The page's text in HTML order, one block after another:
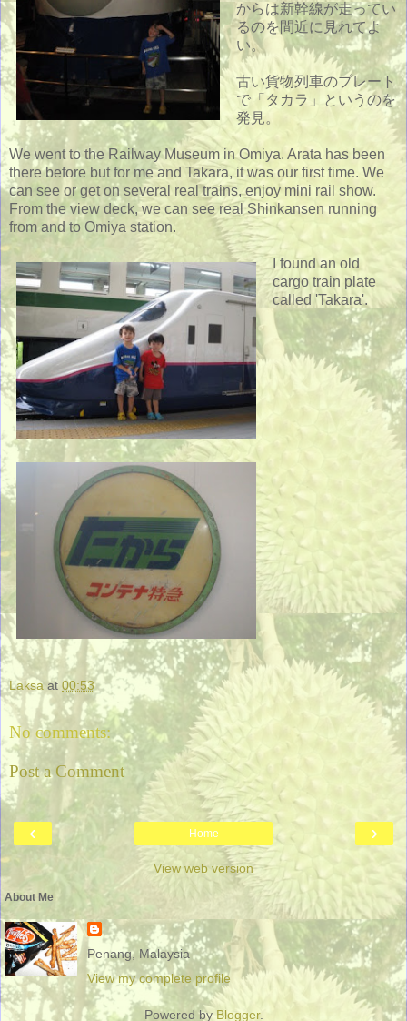
からは新幹線が走ってい
るのを間近に見れてよ
い。
古い貨物列車のプレート
で「タカラ」というのを
発見。
We went to the Railway Museum in Omiya. Arata has been
there before but for me and Takara, it was our first time. We
can see or get on several real trains, enjoy mini rail show.
From the view deck, we can see real Shinkansen running
from and to Omiya station.
I found an old
cargo train plate
called 'Takara'.
Laksa at 00:53
No comments:
Post a Comment
‹ ›
Home
View web version
About Me
Penang, Malaysia
View my complete profile
Powered by Blogger.